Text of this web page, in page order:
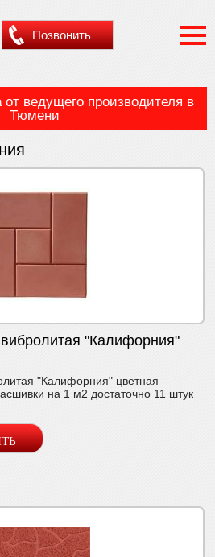
от ведущего производителя в
Тюмени
Позвонить
"Калифорния"
"Калифорния" цветная
на 1 м2 достаточно 11 штук